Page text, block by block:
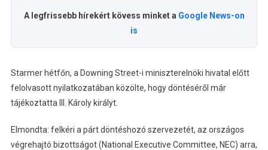
A legfrissebb hírekért kövess minket a Google News-on
is
Starmer hétfőn, a Downing Street-i miniszterelnöki hivatal előtt
felolvasott nyilatkozatában közölte, hogy döntéséről már
tájékoztatta III. Károly királyt.
Elmondta: felkéri a párt döntéshozó szervezetét, az országos
végrehajtó bizottságot (National Executive Committee, NEC) arra,